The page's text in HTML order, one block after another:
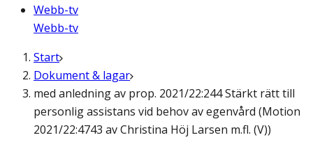
Webb-tv
Webb-tv
Start
Dokument & lagar
med anledning av prop. 2021/22:244 Stärkt rätt till
personlig assistans vid behov av egenvård (Motion
2021/22:4743 av Christina Höj Larsen m.fl. (V))